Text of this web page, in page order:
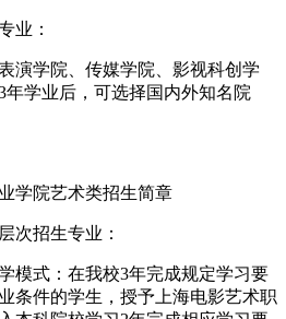
业：
演学院、传媒学院、影视科创学
年学业后，可选择国内外知名院
次招生专业：
模式：在我校3年完成规定学习要
条件的学生，授予上海电影艺术职